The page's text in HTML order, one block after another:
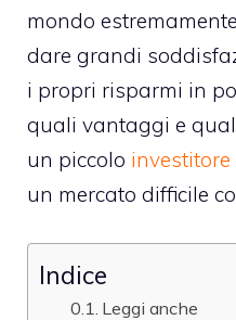
mondo
dare grandi
i propri risparmi in
quali vantaggi e
un piccolo
un mercato difficile
Indice
Leggi anche